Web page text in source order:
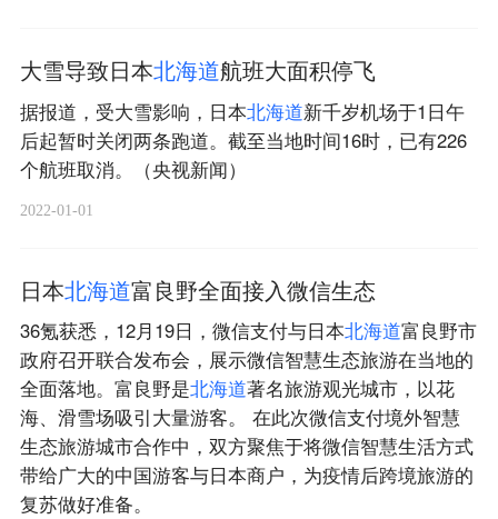
大雪导致日本北海道航班大面积停飞
据报道，受大雪影响，日本北海道新千岁机场于1日午
后起暂时关闭两条跑道。截至当地时间16时，已有226
个航班取消。（央视新闻）
2022-01-01
日本北海道富良野全面接入微信生态
36氪获悉，12月19日，微信支付与日本北海道富良野市
政府召开联合发布会，展示微信智慧生态旅游在当地的
全面落地。富良野是北海道著名旅游观光城市，以花
海、滑雪场吸引大量游客。 在此次微信支付境外智慧
生态旅游城市合作中，双方聚焦于将微信智慧生活方式
带给广大的中国游客与日本商户，为疫情后跨境旅游的
复苏做好准备。